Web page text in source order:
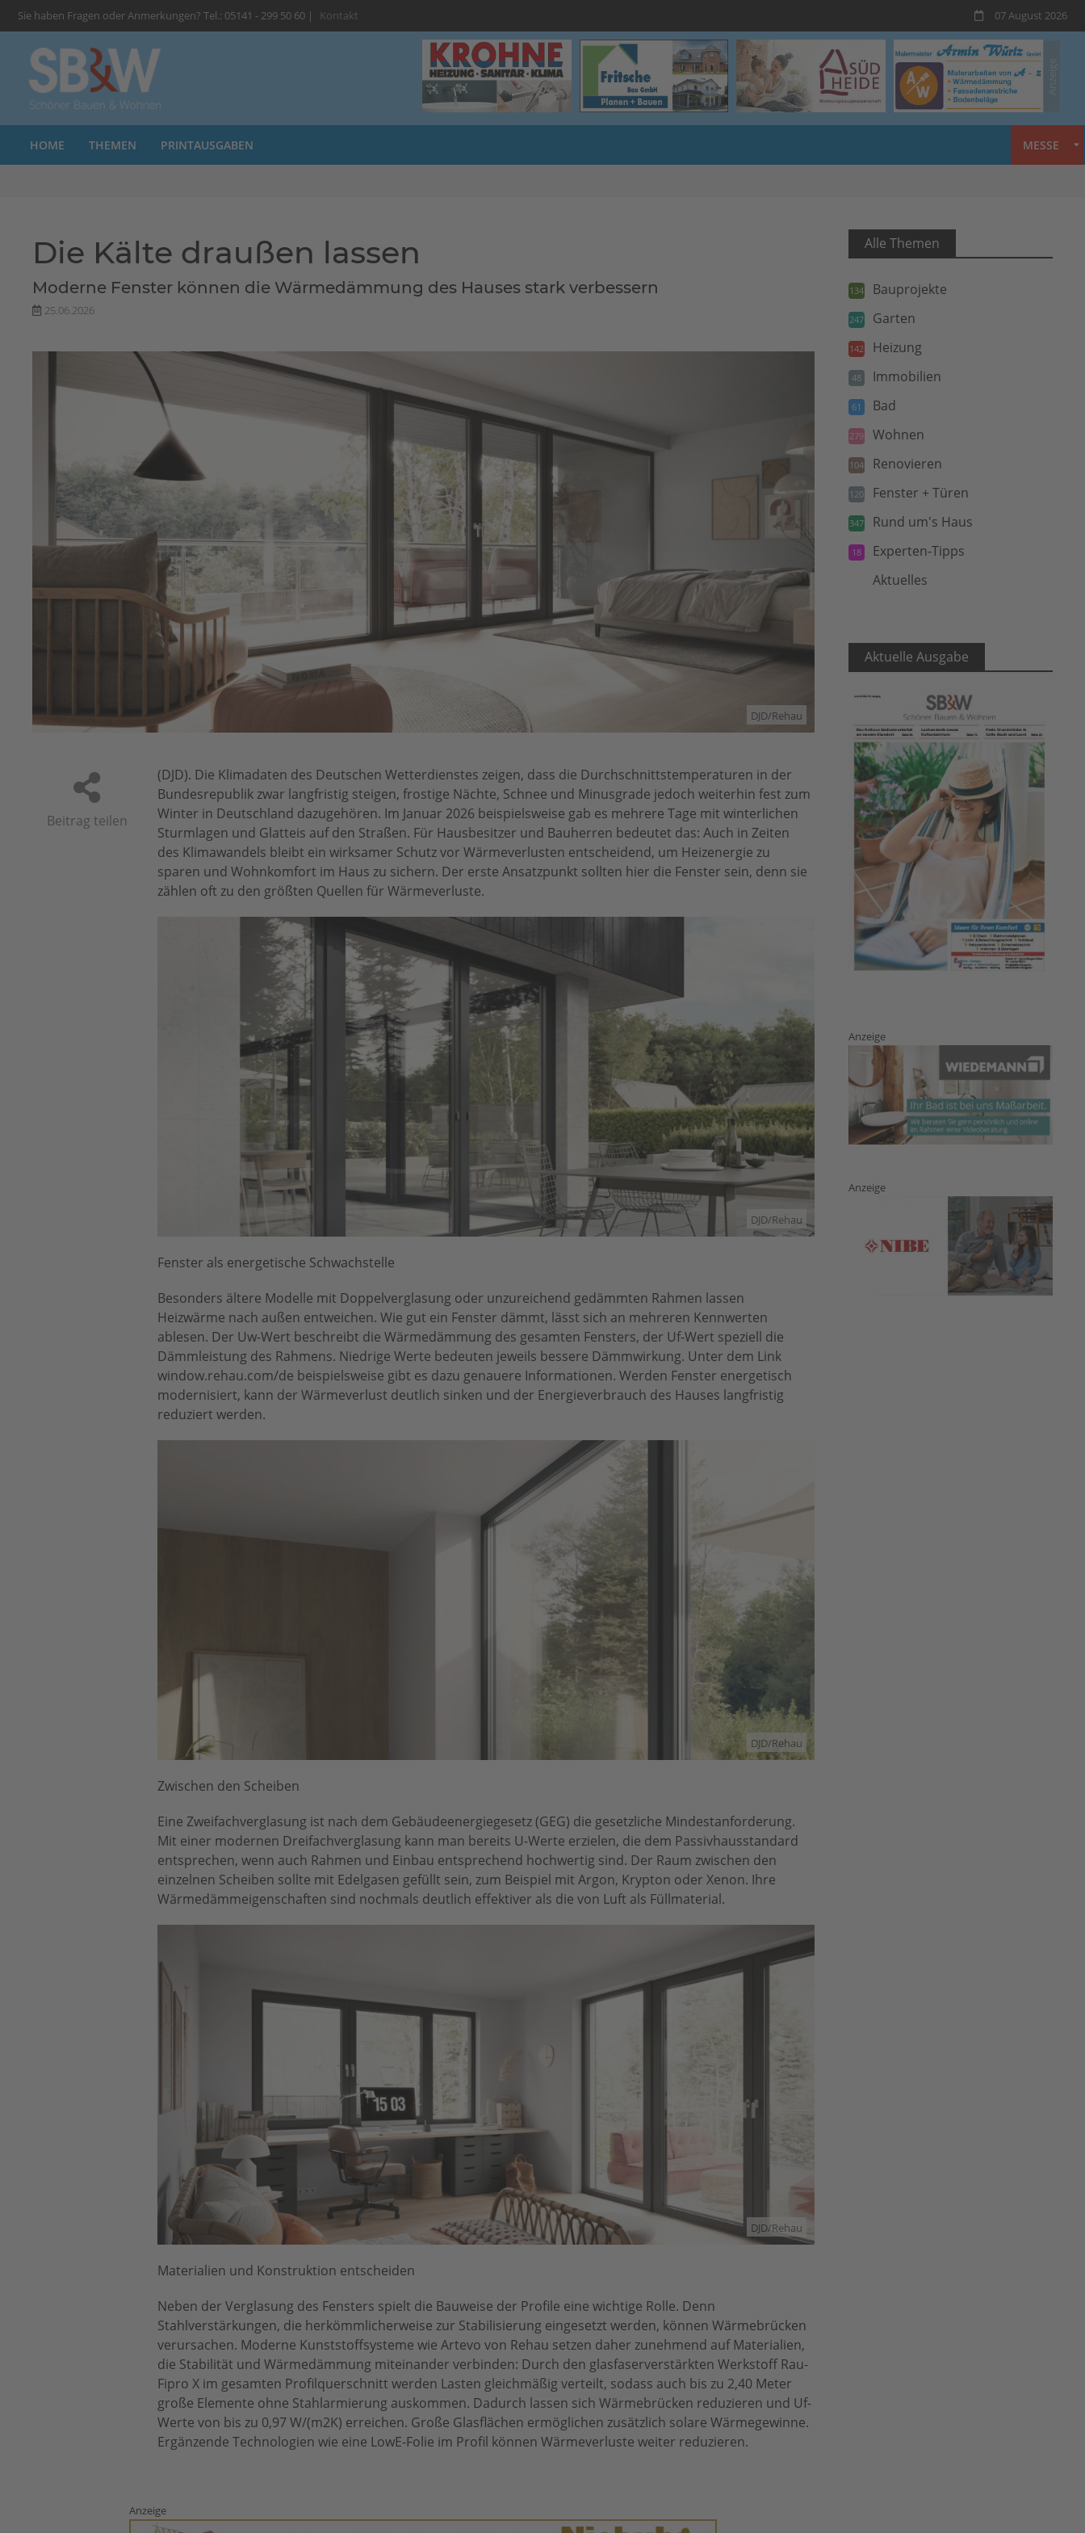
Sie haben Fragen oder Anmerkungen? Tel.: 05141 - 299 50 60 | Kontakt 07 August 2026
HOME THEMEN PRINTAUSGABEN MESSE
Die Kälte draußen lassen
Moderne Fenster können die Wärmedämmung des Hauses stark verbessern
25.06.2026
DJD/Rehau
Beitrag teilen
(DJD). Die Klimadaten des Deutschen Wetterdienstes zeigen, dass die Durchschnittstemperaturen in der
Bundesrepublik zwar langfristig steigen, frostige Nächte, Schnee und Minusgrade jedoch weiterhin fest zum
Winter in Deutschland dazugehören. Im Januar 2026 beispielsweise gab es mehrere Tage mit winterlichen
Sturmlagen und Glatteis auf den Straßen. Für Hausbesitzer und Bauherren bedeutet das: Auch in Zeiten
des Klimawandels bleibt ein wirksamer Schutz vor Wärmeverlusten entscheidend, um Heizenergie zu
sparen und Wohnkomfort im Haus zu sichern. Der erste Ansatzpunkt sollten hier die Fenster sein, denn sie
zählen oft zu den größten Quellen für Wärmeverluste.
DJD/Rehau
Fenster als energetische Schwachstelle
Besonders ältere Modelle mit Doppelverglasung oder unzureichend gedämmten Rahmen lassen
Heizwärme nach außen entweichen. Wie gut ein Fenster dämmt, lässt sich an mehreren Kennwerten
ablesen. Der Uw-Wert beschreibt die Wärmedämmung des gesamten Fensters, der Uf-Wert speziell die
Dämmleistung des Rahmens. Niedrige Werte bedeuten jeweils bessere Dämmwirkung. Unter dem Link
window.rehau.com/de beispielsweise gibt es dazu genauere Informationen. Werden Fenster energetisch
modernisiert, kann der Wärmeverlust deutlich sinken und der Energieverbrauch des Hauses langfristig
reduziert werden.
DJD/Rehau
Zwischen den Scheiben
Eine Zweifachverglasung ist nach dem Gebäudeenergiegesetz (GEG) die gesetzliche Mindestanforderung.
Mit einer modernen Dreifachverglasung kann man bereits U-Werte erzielen, die dem Passivhausstandard
entsprechen, wenn auch Rahmen und Einbau entsprechend hochwertig sind. Der Raum zwischen den
einzelnen Scheiben sollte mit Edelgasen gefüllt sein, zum Beispiel mit Argon, Krypton oder Xenon. Ihre
Wärmedämmeigenschaften sind nochmals deutlich effektiver als die von Luft als Füllmaterial.
DJD/Rehau
Materialien und Konstruktion entscheiden
Neben der Verglasung des Fensters spielt die Bauweise der Profile eine wichtige Rolle. Denn
Stahlverstärkungen, die herkömmlicherweise zur Stabilisierung eingesetzt werden, können Wärmebrücken
verursachen. Moderne Kunststoffsysteme wie Artevo von Rehau setzen daher zunehmend auf Materialien,
die Stabilität und Wärmedämmung miteinander verbinden: Durch den glasfaserverstärkten Werkstoff Rau-
Fipro X im gesamten Profilquerschnitt werden Lasten gleichmäßig verteilt, sodass auch bis zu 2,40 Meter
große Elemente ohne Stahlarmierung auskommen. Dadurch lassen sich Wärmebrücken reduzieren und Uf-
Werte von bis zu 0,97 W/(m2K) erreichen. Große Glasflächen ermöglichen zusätzlich solare Wärmegewinne.
Ergänzende Technologien wie eine LowE-Folie im Profil können Wärmeverluste weiter reduzieren.
Anzeige
Alle Themen
134 Bauprojekte
247 Garten
142 Heizung
48 Immobilien
61 Bad
279 Wohnen
104 Renovieren
120 Fenster + Türen
347 Rund um's Haus
18 Experten-Tipps
Aktuelles
Aktuelle Ausgabe
Anzeige
Anzeige